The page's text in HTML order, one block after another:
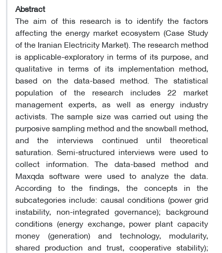
Abstract
The aim of this research is to identify the factors
affecting the energy market ecosystem (Case Study
of the Iranian Electricity Market). The research method
is applicable-exploratory in terms of its purpose, and
qualitative in terms of its implementation method,
based on the data-based method. The statistical
population of the research includes 22 market
management experts, as well as energy industry
activists. The sample size was carried out using the
purposive sampling method and the snowball method,
and the interviews continued until theoretical
saturation. Semi-structured interviews were used to
collect information. The data-based method and
Maxqda software were used to analyze the data.
According to the findings, the concepts in the
subcategories include: causal conditions (power grid
instability, non-integrated governance); background
conditions (energy exchange, power plant capacity
money (generation) and technology, modularity,
shared production and trust, cooperative stability);